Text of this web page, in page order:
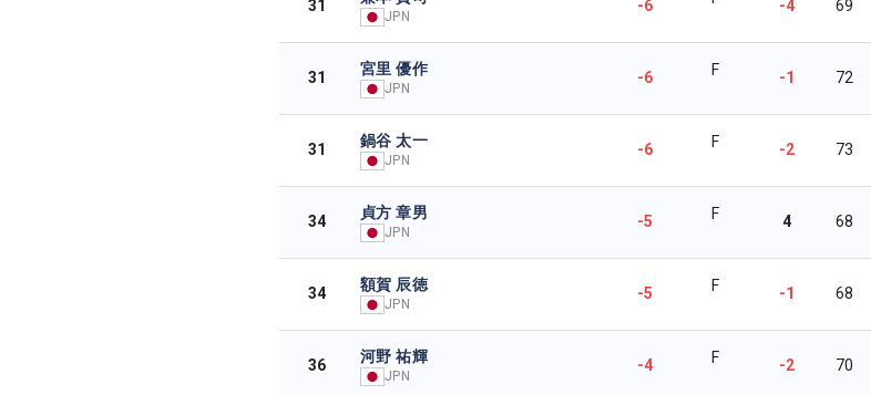
31
JPN
-6 -4 69
31 宮里 優作
JPN
-6 F -1 72
31 鍋谷 太一
JPN
-6 F -2 73
34 貞方 章男
JPN
-5 F 4 68
34 額賀 辰徳
JPN
-5 F -1 68
36 河野 祐輝
JPN
-4 F -2 70